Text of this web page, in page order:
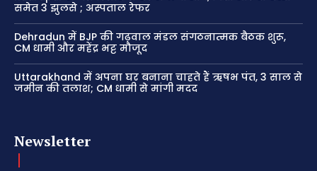
समेत 3 झुलसे ; अस्पताल रेफर
Dehradun में BJP की गढ़वाल मंडल संगठनात्मक बैठक शुरू,
CM धामी और महेंद्र भट्ट मौजूद
Uttarakhand में अपना घर बनाना चाहते हैं ऋषभ पंत, 3 साल से
जमीन की तलाश; CM धामी से मांगी मदद
Newsletter